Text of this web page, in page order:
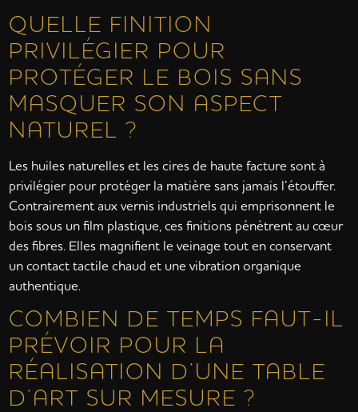
QUELLE FINITION
PRIVILÉGIER POUR
PROTÉGER LE BOIS SANS
MASQUER SON ASPECT
NATUREL ?
Les huiles naturelles et les cires de haute facture sont à
privilégier pour protéger la matière sans jamais l’étouffer.
Contrairement aux vernis industriels qui emprisonnent le
bois sous un film plastique, ces finitions pénètrent au cœur
des fibres. Elles magnifient le veinage tout en conservant
un contact tactile chaud et une vibration organique
authentique.
COMBIEN DE TEMPS FAUT-IL
PRÉVOIR POUR LA
RÉALISATION D’UNE TABLE
D’ART SUR MESURE ?